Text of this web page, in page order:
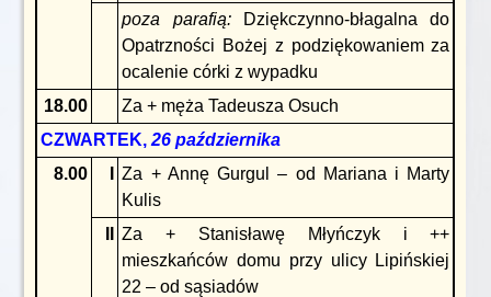
poza
parafią:Dziękczynno-błagalna do
Opatrzności Bożej z podziękowaniem za
ocalenie córki z wypadku
18.00
Za + męża Tadeusza Osuch
CZWARTEK,26 października
8.00
Za + Annę Gurgul – od Mariana i Marty
Kulis
Za + Stanisławę Młyńczyk i ++
mieszkańców domu przy ulicy Lipińskiej
22 – od sąsiadów